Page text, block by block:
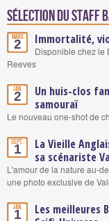
Sélection du staff
Mars
2 Immortalité,
Disponible chez le
Reeves
Jan.
2
Un huis-clos
samouraï
Le nouveau one-shot de
Sept.
1
La Vieille
sa scénariste
L'amour de la nature au-
une photo exclusive de
Jan.
1
Les meilleures